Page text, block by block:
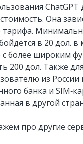
ChatGPT
Она
тарифа.
в 20 дол. в
с более широким
200 дол. Также
из России
банка и
в другой
про другие